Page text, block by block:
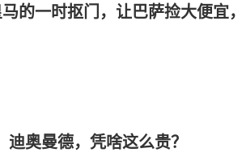
的一时抠门，让巴萨捡大便宜，
奥曼德，凭啥这么贵？